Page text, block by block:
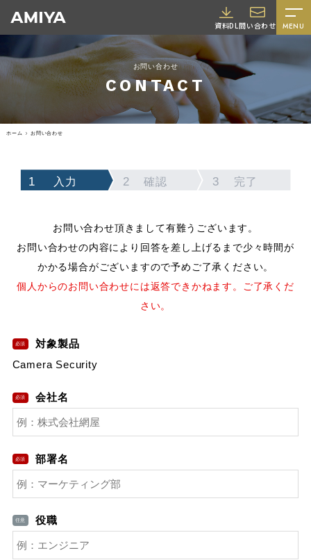
A
I
Y
資料DL問い合わせ MENU
お問い合わせ
CONTACT
ホーム お問い合わせ
入力 確認 完了
お問い合わせ頂きまして有難うございます。
お問い合わせの内容により回答を差し上げるまで少々時間が
かかる場合がございますので予めご了承ください。
個人からのお問い合わせには返答できかねます。ご了承くだ
さい。
対象製品
Camera Security
会社名
部署名
役職